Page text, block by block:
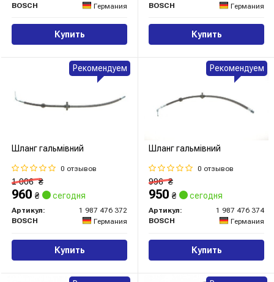
BOSCH
Германия
Купить
BOSCH
Германия
Купить
Шланг гальмівний
0 отзывов
1 006₴
960 ₴ сегодня
Артикул:
1 987 476 372
BOSCH
Германия
Купить
Рекомендуем
Шланг гальмівний
0 отзывов
996₴
950 ₴ сегодня
Артикул:
1 987 476 374
BOSCH
Германия
Купить
Рекомендуем